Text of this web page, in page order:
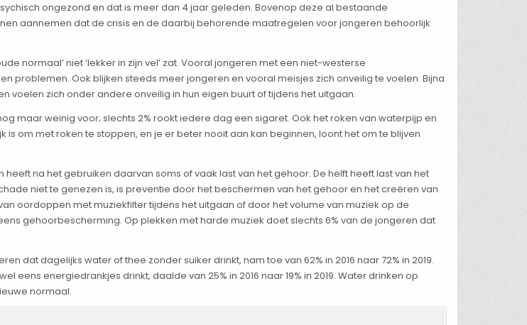
ongezond en dat is meer dan 4 jaar geleden. Bovenop deze al bestaande
aannemen dat de crisis en de daarbij behorende maatregelen voor jongeren behoorlijk
normaal’ niet ‘lekker in zijn vel’ zat. Vooral jongeren met een niet-westerse
problemen. Ook blijken steeds meer jongeren en vooral meisjes zich onveilig te voelen. Bijna
voelen zich onder andere onveilig in hun eigen buurt of tijdens het uitgaan.
maar weinig voor; slechts 2% rookt iedere dag een sigaret. Ook het roken van waterpijp en
om met roken te stoppen, en je er beter nooit aan kan beginnen, loont het om te blijven
na het gebruiken daarvan soms of vaak last van het gehoor. De helft heeft last van het
niet te genezen is, is preventie door het beschermen van het gehoor en het creëren van
oordoppen met muziekfilter tijdens het uitgaan of door het volume van muziek op de
gehoorbescherming. Op plekken met harde muziek doet slechts 6% van de jongeren dat
dat dagelijks water of thee zonder suiker drinkt, nam toe van 62% in 2016 naar 72% in 2019.
energiedrankjes drinkt, daalde van 25% in 2016 naar 19% in 2019. Water drinken op
normaal.